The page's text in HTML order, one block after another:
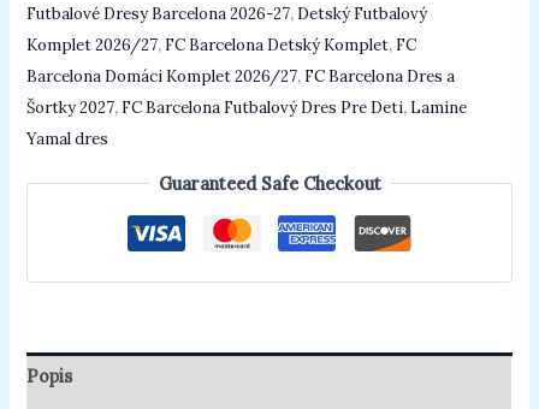
Futbalové Dresy Barcelona 2026-27, Detský Futbalový
Komplet 2026/27, FC Barcelona Detský Komplet, FC
Barcelona Domáci Komplet 2026/27, FC Barcelona Dres a
Šortky 2027, FC Barcelona Futbalový Dres Pre Deti, Lamine
Yamal dres
Guaranteed Safe Checkout
Popis